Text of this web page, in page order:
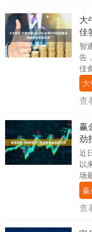
大
佳
智
告
佳
战
查
赢
劲
近
以
场
全
不
查